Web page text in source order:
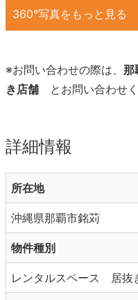
360°写真をもっと見る
※お問い合わせの際は、 那
き店舗 とお問い合わせ
詳細情報
所在地
沖縄県那覇市銘苅
物件種別
レンタルスペース 居抜